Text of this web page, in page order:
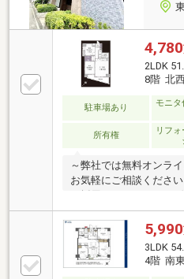
4,780
2LDK
8階 北
駐車場あり
モニタ
所有権
リフ
～弊社では無料オンラ
お気軽にご相談くださ
ス採用●カラーモニタ
歩10分圏内で通学安心
約』から。資料請求は
ック。直接のお問い合
マートフォンの方は右
ク）■オンライン相談の
5,990
3LDK
4階 南東